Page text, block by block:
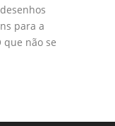
para a
que não se